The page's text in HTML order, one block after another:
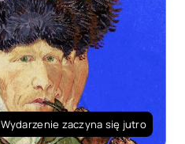
Wydarzenie zaczyna się jutro